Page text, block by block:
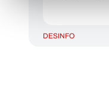
DESINFO